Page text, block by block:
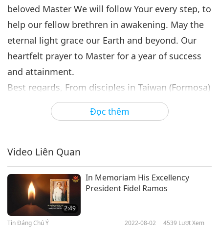
Đọc thêm
beloved Master We will follow Your every step, to
help our fellow brethren in awakening. May the
eternal light grace our Earth and beyond. Our
heartfelt prayer to Master for a year of success
and attainment.
Best regards, From disciples in Taiwan (Formosa)
Uplifted Taiwanese (Formosan) disciples, Your
profound words express the thoughts of many
appreciate your heartline and pray that all
beings find salvation in the Buddha’s grace.
Master has a message for you:
“Beloved gentle ones in Taiwan (Formosa), many
thanks for the well-wishes to ring in this
Video Liên Quan
2:49
In Memoriam His Excellency
President Fidel Ramos
Tin Đáng Chú Ý 2022-08-02 4539 Lượt Xem